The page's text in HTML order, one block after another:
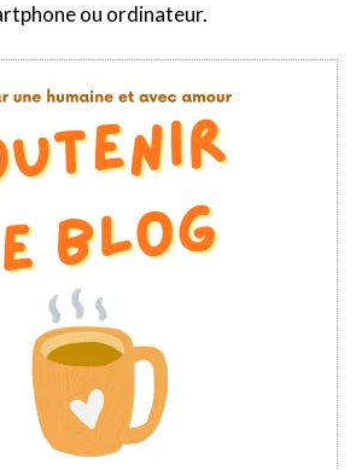
ou ordinateur.